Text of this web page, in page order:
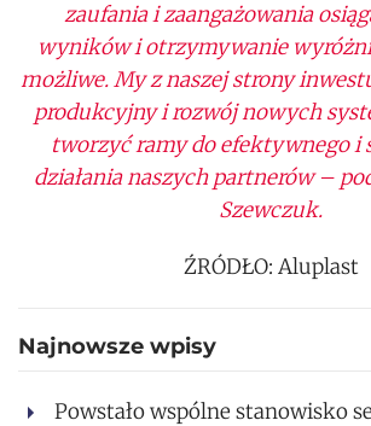
zaufania i zaangażowania
wyników i otrzymywanie
możliwe. My z naszej strony
produkcyjny i rozwój nowych
tworzyć ramy do efektywnego i
działania naszych partnerów –
Szewczuk.
ŹRÓDŁO: Aluplast
Najnowsze wpisy
Powstało wspólne stanowisko